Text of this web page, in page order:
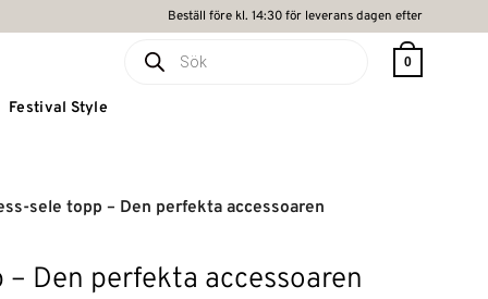
Beställ före kl. 14:30 för leverans dagen efter
0
Festival Style
sele topp – Den perfekta accessoaren
Den perfekta accessoaren